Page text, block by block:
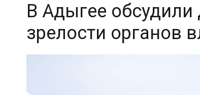
В Адыгее
зрелости органов